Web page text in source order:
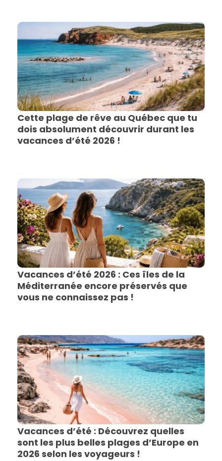
Cette plage de rêve au Québec que tu
dois absolument découvrir durant les
vacances d’été 2026 !
Vacances d’été 2026 : Ces îles de la
Méditerranée encore préservés que
vous ne connaissez pas !
Vacances d’été : Découvrez quelles
sont les plus belles plages d’Europe en
2026 selon les voyageurs !